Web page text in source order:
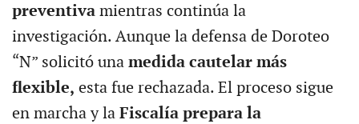
preventiva mientras continúa la
investigación. Aunque la defensa de Doroteo
“N” solicitó una medida cautelar más
flexible, esta fue rechazada. El proceso sigue
en marcha y laFiscalía prepara la